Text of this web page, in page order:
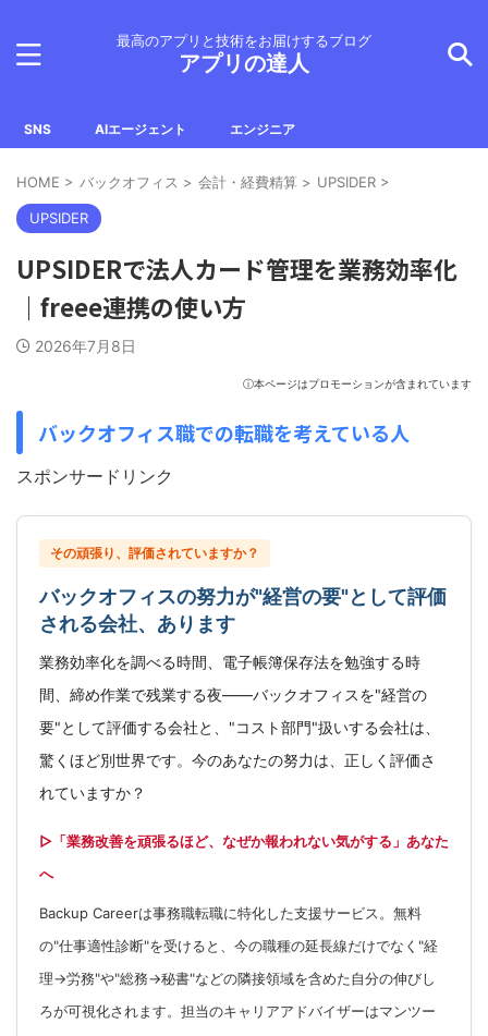
最高のアプリと技術をお届けするブログ
アプリの達人
SNS AIエージェント エンジニア
HOME > バックオフィス > 会計・経費精算 > UPSIDER >
UPSIDER
UPSIDERで法人カード管理を業務効率化
｜freee連携の使い方
2026年7月8日
ⓘ本ページはプロモーションが含まれています
バックオフィス職での転職を考えている人
スポンサードリンク
その頑張り、評価されていますか？
バックオフィスの努力が"経営の要"として評価
される会社、あります
業務効率化を調べる時間、電子帳簿保存法を勉強する時
間、締め作業で残業する夜——バックオフィスを"経営の
要"として評価する会社と、"コスト部門"扱いする会社は、
驚くほど別世界です。今のあなたの努力は、正しく評価さ
れていますか？
▷「業務改善を頑張るほど、なぜか報われない気がする」あなた
へ
Backup Careerは事務職転職に特化した支援サービス。無料
の"仕事適性診断"を受けると、今の職種の延長線だけでなく"経
理→労務"や"総務→秘書"などの隣接領域を含めた自分の伸びし
ろが可視化されます。担当のキャリアアドバイザーはマンツー